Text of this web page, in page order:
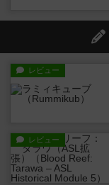
レビュー
レビュー